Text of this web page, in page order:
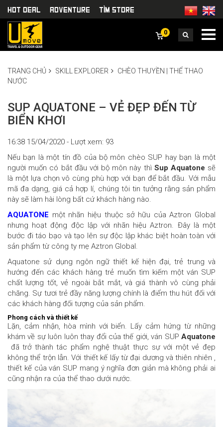
HOT DEAL Adventure TÌm Store
0
TRANG CHỦ SKILL EXPLORER
CHÈO THUYỀN | THỂ THAO
NƯỚC
SUP AQUATONE – VẺ ĐẸP ĐẾN TỪ
BIỂN KHƠI
16:38 15/04/2020 - Lượt xem: 93
Nếu bạn là một tín đồ của bộ môn chèo SUP hay bạn là một
người muốn có bắt đầu với bộ môn này thì Sup Aquatone sẽ
là một lựa chọn vô cùng phù hợp với bạn để bắt đầu. Với mẫu
mã đa dạng, giá cả hợp lí, chúng tôi tin tưởng rằng sản phẩm
này sẽ làm hài lòng bất cứ khách hàng nào.
AQUATONE một nhãn hiệu thuộc sở hữu của Aztron Global
nhưng hoạt động độc lập với nhãn hiệu Aztron. Đây là một
bước đi táo bạo và tạo lên sự độc lập khác biệt hoàn toàn với
sản phẩm từ công ty mẹ Aztron Global.
Aquatone sử dụng ngôn ngữ thiết kế hiện đại, trẻ trung và
hướng đến các khách hàng trẻ muốn tìm kiếm một ván SUP
chất lượng tốt, vẻ ngoài bắt mắt, và giá thành vô cùng phải
chăng. Sự tươi trẻ đầy năng lượng chính là điểm thu hút đối với
các khách hàng đối tượng của sản phẩm.
Phong cách và thiết kế
Lặn, cảm nhận, hòa mình với biển. Lấy cảm hứng từ những
khám về sự luôn luôn thay đổi của thế giới, ván SUP Aquatone
đã trở thành tác phẩm nghệ thuật thực sự với một vẻ đẹp
không thể trộn lẫn. Với thiết kế lấy từ đại dương và thiên nhiên ,
thiết kế của ván SUP mang ý nghĩa đơn giản mà không phải ai
cũng nhận ra của thể thao dưới nước.